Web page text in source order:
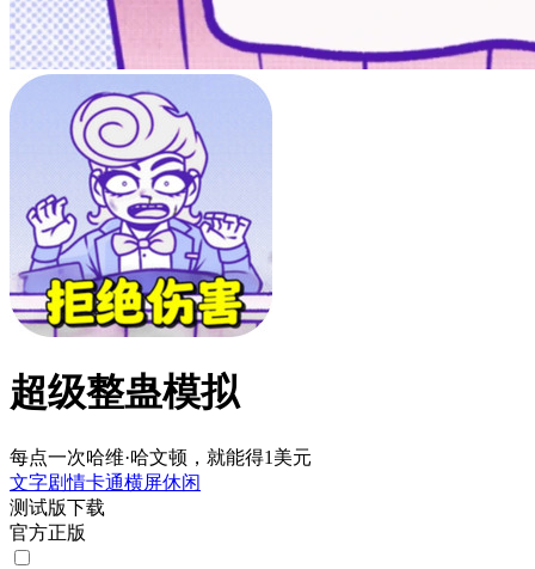
超级整蛊模拟
每点一次哈维·哈文顿，就能得1美元
文字剧情卡通横屏休闲
测试版下载
官方正版